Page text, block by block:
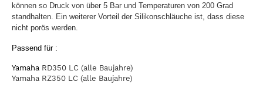
können so Druck von über 5 Bar und Temperaturen von 200 Grad
standhalten. Ein weiterer Vorteil der Silikonschläuche ist, dass diese
nicht porös werden.
Passend für :
Yamaha RD350 LC (alle Baujahre)
Yamaha RZ350 LC (alle Baujahre)